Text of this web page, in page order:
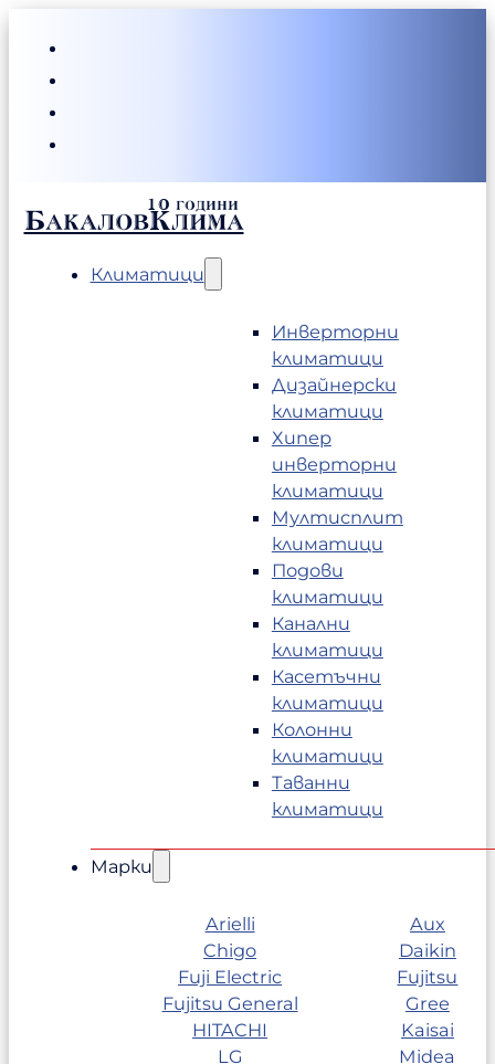
БакаловКлима
Климатици
Инверторни
климатици
Дизайнерски
климатици
Хипер
инверторни
климатици
Мултисплит
климатици
Подови
климатици
Канални
климатици
Касетъчни
климатици
Колонни
климатици
Таванни
климатици
Марки
Arielli
Aux
Chigo
Daikin
Fuji Electric
Fujitsu
Fujitsu General
Gree
HITACHI
Kaisai
LG
Midea